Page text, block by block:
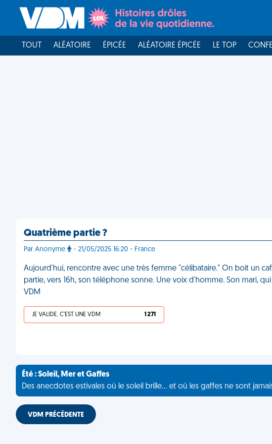
TOUT ALÉATOIRE ÉPICÉE ALÉATOIRE ÉPICÉE LE TOP
Quatrième partie ?
Par Anonyme - 21/05/2025 16:20 - France
Aujourd'hui, rencontre avec une très femme "célibataire." On boit un
partie, vers 16h, son téléphone sonne. Une voix d'homme. Son mari,
VDM
JE VALIDE, C'EST UNE VDM 1 271
Été : Soleil, Mer et Gaffes
Des anecdotes estivales où le soleil brille... et où les gaffes ne sont
VDM PRÉCÉDENTE